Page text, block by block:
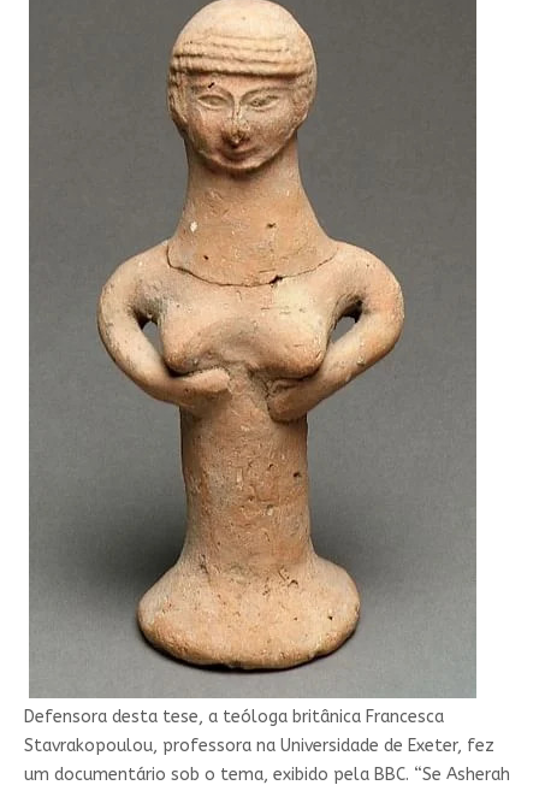
Defensora desta tese, a teóloga britânica Francesca
Stavrakopoulou, professora na Universidade de Exeter, fez
um documentário sob o tema, exibido pela BBC. “Se Asherah